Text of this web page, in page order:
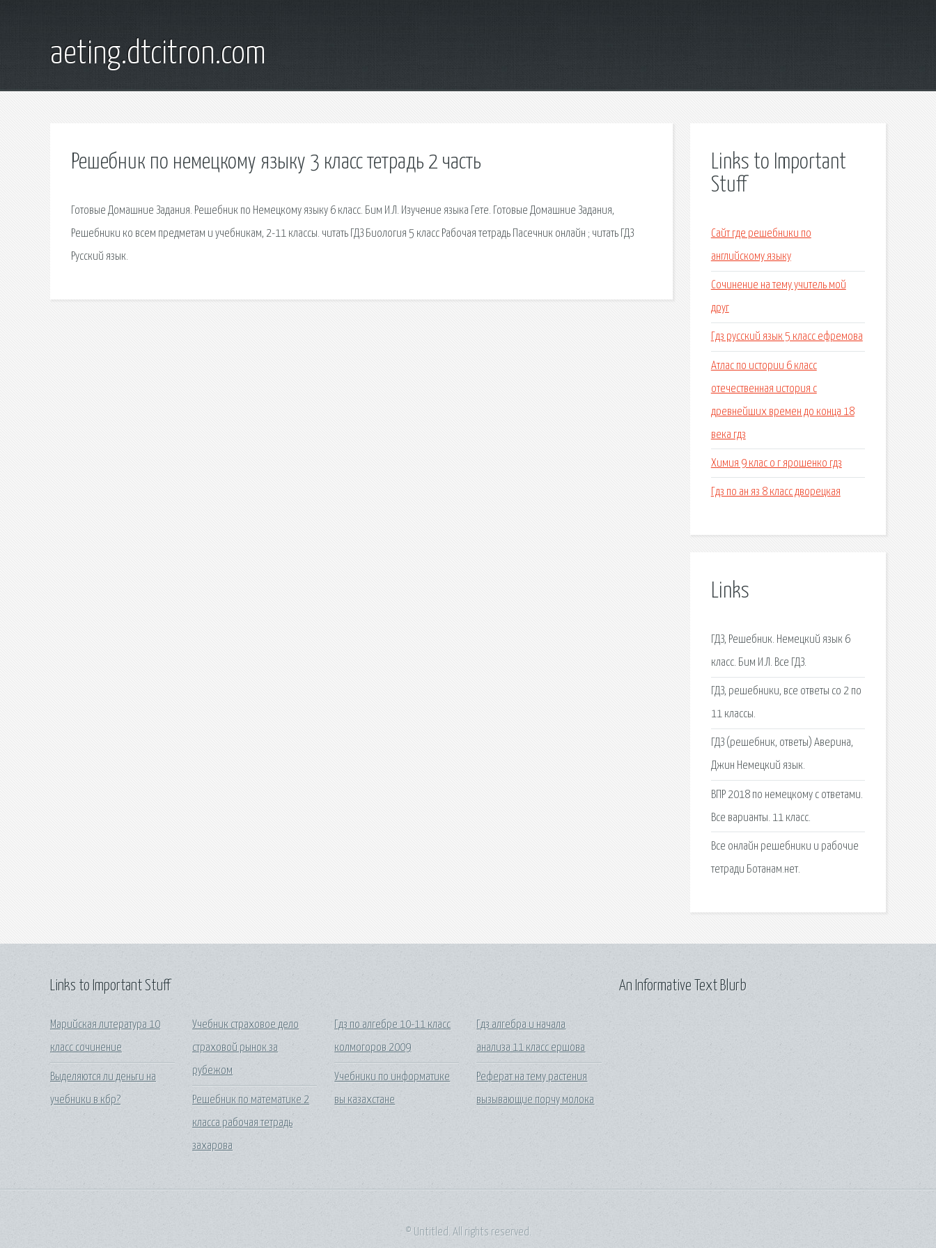
aeting.dtcitron.com
Решебник по немецкому языку 3 класс тетрадь 2 часть
Готовые Домашние Задания. Решебник по Немецкому языку 6 класс. Бим И.Л. Изучение языка Гете. Готовые Домашние Задания,
Решебники ко всем предметам и учебникам, 2-11 классы. читать ГДЗ Биология 5 класс Рабочая тетрадь Пасечник онлайн ; читать ГДЗ
Русский язык.
Links to Important
Stuff
Сайт где решебники по
английскому языку
Сочинение на тему учитель мой
друг
Гдз русский язык 5 класс ефремова
Атлас по истории 6 класс
отечественная история с
древнейших времен до конца 18
века гдз
Химия 9 клас о г ярошенко гдз
Гдз по ан яз 8 класс дворецкая
Links
ГДЗ, Решебник. Немецкий язык 6
класс. Бим И.Л. Все ГДЗ.
ГДЗ, решебники, все ответы со 2 по
11 классы.
ГДЗ (решебник, ответы) Аверина,
Джин Немецкий язык.
ВПР 2018 по немецкому с ответами.
Все варианты. 11 класс.
Все онлайн решебники и рабочие
тетради Ботанам.нет.
Links to Important Stuff
Марийская литература 10
класс сочинение
Выделяются ли деньги на
учебники в кбр?
Учебник страховое дело
страховой рынок за
рубежом
Решебник по математике 2
класса рабочая тетрадь
захарова
Гдз по алгебре 10-11 класс
колмогоров 2009
Учебники по информатике
вы казахстане
Гдз алгебра и начала
анализа 11 класс ершова
Реферат на тему растения
вызывающие порчу молока
An Informative Text Blurb
© Untitled. All rights reserved.